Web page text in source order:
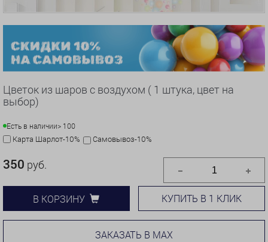
Цветок из шаров с воздухом ( 1 штука, цвет на
выбор)
Есть в наличии> 100
Карта Шарлот-10% Самовывоз-10%
350 руб.
В КОРЗИНУ КУПИТЬ В 1 КЛИК
ЗАКАЗАТЬ В MAX